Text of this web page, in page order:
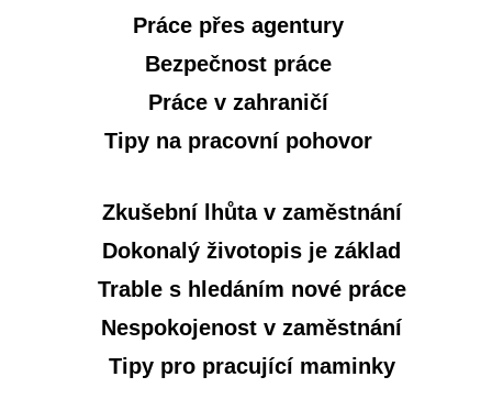
Práce přes agentury
Bezpečnost práce
Práce v zahraničí
Tipy na pracovní pohovor
Zkušební lhůta v zaměstnání
Dokonalý životopis je základ
Trable s hledáním nové práce
Nespokojenost v zaměstnání
Tipy pro pracující maminky